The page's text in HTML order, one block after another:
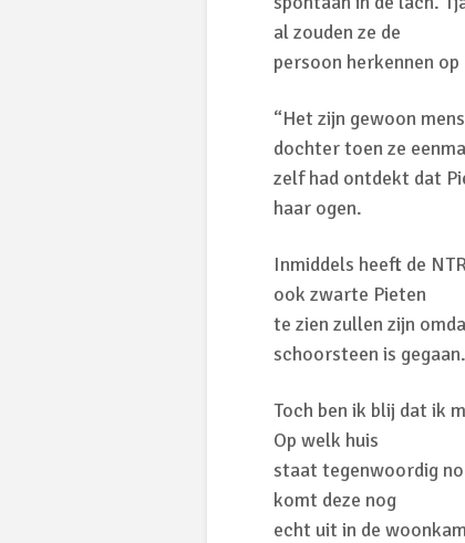
al zouden ze de
persoon herkennen
“Het zijn gewoon
dochter toen ze
zelf had ontdekt dat
haar ogen.
Inmiddels heeft de
ook zwarte Pieten
te zien zullen zijn
schoorsteen is gegaan.
Toch ben ik blij dat ik
Op welk huis
staat tegenwoordig
komt deze nog
echt uit in de